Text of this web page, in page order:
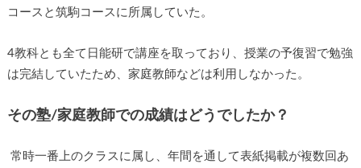
コースと筑駒コースに所属していた。
4教科とも全て日能研で講座を取っており、授業の予復習で勉強
は完結していたため、家庭教師などは利用しなかった。
その塾/家庭教師での成績はどうでしたか？
常時一番上のクラスに属し、年間を通して表紙掲載が複数回あ